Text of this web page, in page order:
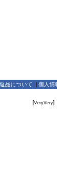
品について | 個人情
[VeryVery]